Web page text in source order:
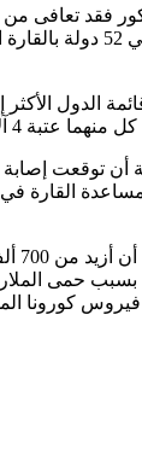
فقد تعافى من
مستوى القارة، 8817 مصابا
الدول الأكثر
4 آلاف إصابة.
توقعت إصابة
ودعت إلى مساعدة
بسبب حمى
فيروس كورونا